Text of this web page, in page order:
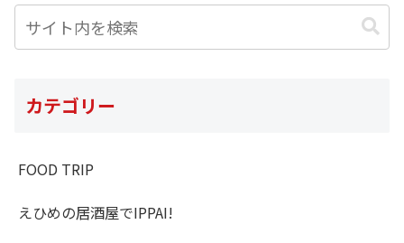
カテゴリー
FOOD TRIP
えひめの居酒屋でIPPAI!